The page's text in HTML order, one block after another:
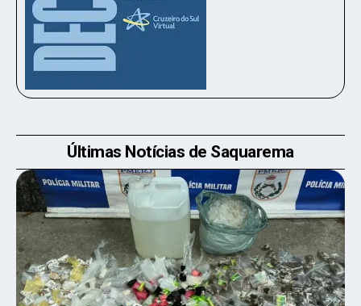
Últimas Notícias de Saquarema